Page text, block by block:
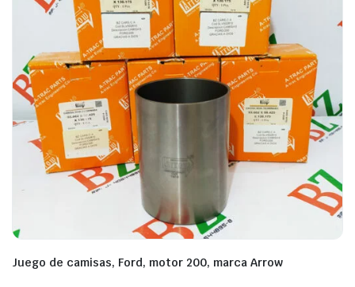
Juego de camisas, Ford, motor 200, marca Arrow